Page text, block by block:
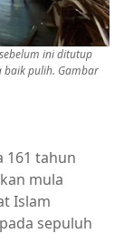
ini ditutup
baik pulih. Gambar
161 tahun
mula
Islam
sepuluh